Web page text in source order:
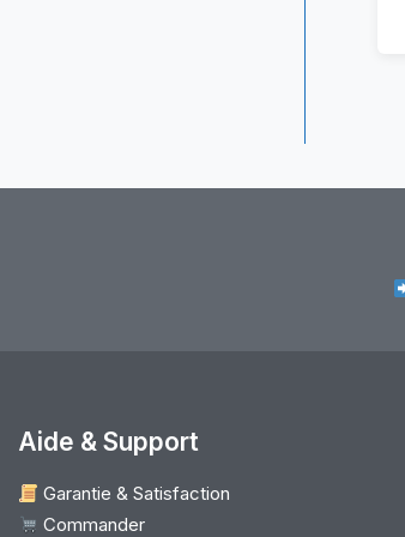
Aide & Support
Garantie & Satisfaction
Commander